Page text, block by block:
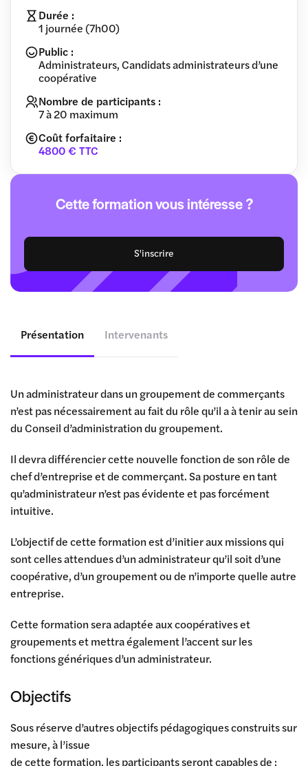
Durée :
1 journée (7h00)
Public :
Administrateurs, Candidats administrateurs d’une
coopérative
Nombre de participants :
7 à 20 maximum
Coût forfaitaire :
4800 € TTC
Cette formation vous intéresse ?
S'inscrire
Présentation Intervenants
Un administrateur dans un groupement de commerçants
n’est pas nécessairement au fait du rôle qu’il a à tenir au sein
du Conseil d’administration du groupement.
Il devra différencier cette nouvelle fonction de son rôle de
chef d’entreprise et de commerçant. Sa posture en tant
qu’administrateur n’est pas évidente et pas forcément
intuitive.
L’objectif de cette formation est d’initier aux missions qui
sont celles attendues d’un administrateur qu’il soit d’une
coopérative, d’un groupement ou de n’importe quelle autre
entreprise.
Cette formation sera adaptée aux coopératives et
groupements et mettra également l’accent sur les
fonctions génériques d’un administrateur.
Objectifs
Sous réserve d’autres objectifs pédagogiques construits sur
mesure, à l’issue
de cette formation, les participants seront capables de :